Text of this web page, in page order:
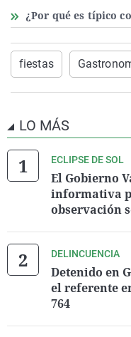
¿Por qué es típico
fiestas
LO MÁS
ECLIPSE DE SOL
El Gobierno
informativa
observación
DELINCUENCIA
Detenido en
el referente
764